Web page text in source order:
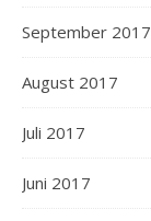
September 2017
August 2017
Juli 2017
Juni 2017